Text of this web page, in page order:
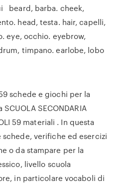
beard, barba. cheek,
head, testa. hair, capelli,
eye, occhio. eyebrow,
timpano. earlobe, lobo
schede e giochi per la
SECONDARIA
59 materiali . In questa
verifiche ed esercizi
o da stampare per la
livello scuola
in particolare vocaboli di